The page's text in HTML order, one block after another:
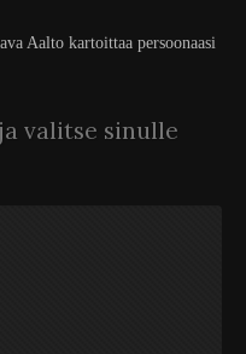
Aalto kartoittaa persoonaasi
valitse sinulle